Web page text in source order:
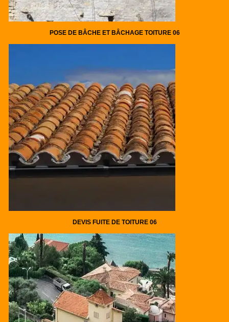
POSE DE BÂCHE ET BÂCHAGE TOITURE 06
DEVIS FUITE DE TOITURE 06